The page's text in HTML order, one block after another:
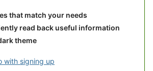
that match your needs
read back useful information
theme
with signing up